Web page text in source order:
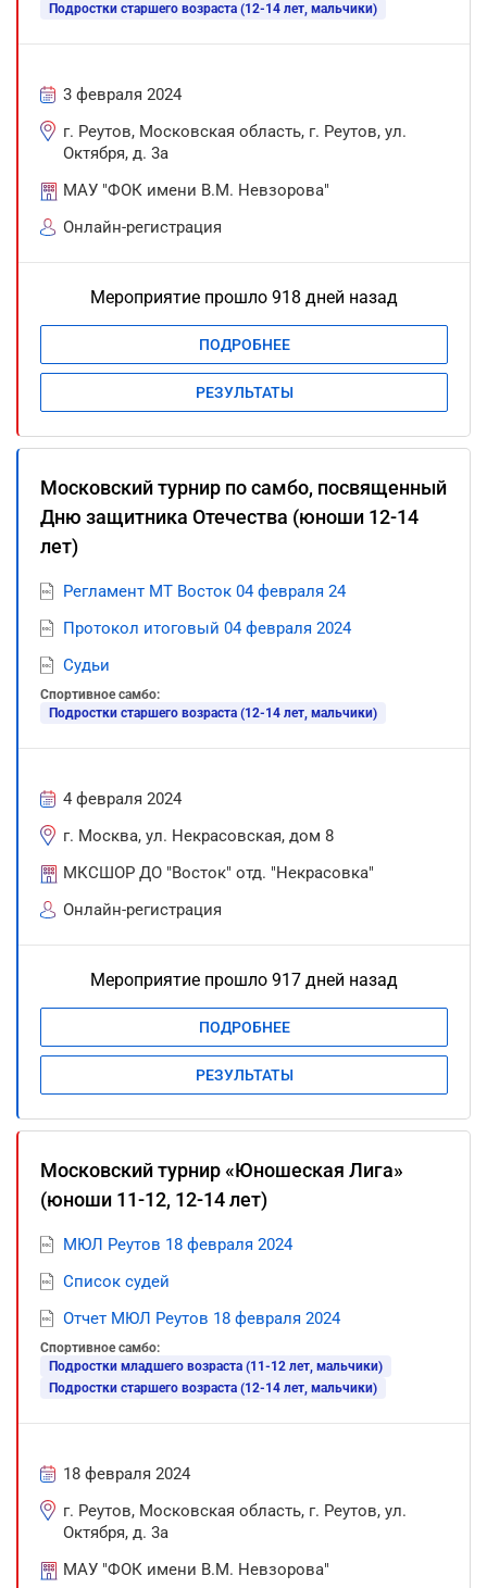
Подростки старшего возраста (12-14 лет, мальчики)
3 февраля 2024
г. Реутов, Московская область, г. Реутов, ул.
Октября, д. 3а
МАУ "ФОК имени В.М. Невзорова"
Онлайн-регистрация
Мероприятие прошло 918 дней назад
ПОДРОБНЕЕ
РЕЗУЛЬТАТЫ
Московский турнир по самбо, посвященный
Дню защитника Отечества (юноши 12-14
лет)
Регламент МТ Восток 04 февраля 24
Протокол итоговый 04 февраля 2024
Судьи
Спортивное самбо:
Подростки старшего возраста (12-14 лет, мальчики)
4 февраля 2024
г. Москва, ул. Некрасовская, дом 8
МКСШОР ДО "Восток" отд. "Некрасовка"
Онлайн-регистрация
Мероприятие прошло 917 дней назад
ПОДРОБНЕЕ
РЕЗУЛЬТАТЫ
Московский турнир «Юношеская Лига»
(юноши 11-12, 12-14 лет)
МЮЛ Реутов 18 февраля 2024
Список судей
Отчет МЮЛ Реутов 18 февраля 2024
Спортивное самбо:
Подростки младшего возраста (11-12 лет, мальчики)
Подростки старшего возраста (12-14 лет, мальчики)
18 февраля 2024
г. Реутов, Московская область, г. Реутов, ул.
Октября, д. 3а
МАУ "ФОК имени В.М. Невзорова"